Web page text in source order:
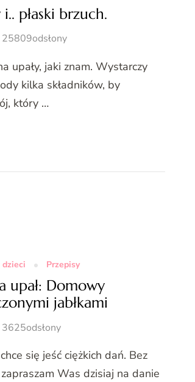
płaski brzuch.
25809odsłony
upały, jaki znam. Wystarczy
kilka składników, by
który …
Przepisy
upał: Domowy
jabłkami
3625odsłony
się jeść ciężkich dań. Bez
Was dzisiaj na danie